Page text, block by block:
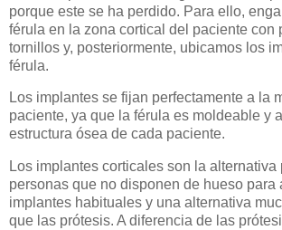
porque este se ha perdido. Para ello,
férula en la zona cortical del paciente con
tornillos y, posteriormente, ubicamos los
férula.
Los implantes se fijan perfectamente a la
paciente, ya que la férula es moldeable y
estructura ósea de cada paciente.
Los implantes corticales son la alternativa
personas que no disponen de hueso para
implantes habituales y una alternativa
que las prótesis. A diferencia de las